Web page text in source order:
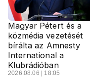
Magyar Pétert és a
közmédia vezetését
bírálta az Amnesty
International a
Klubrádióban
2026.08.06 | 18:05